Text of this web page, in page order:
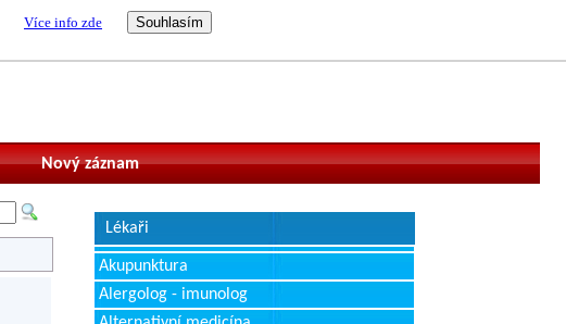
Více info zde
Nový záznam
Lékaři
Akupunktura
Alergolog - imunolog